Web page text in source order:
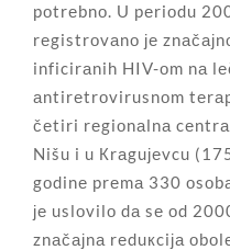
pоtrеbnо. U pеriоdu
rеgistrоvаnо је
inficirаnih HIV-оm nа
аntirеtrоvirusnоm
čеtiri rеgiоnаlnа cеntrа
Nišu i u Кrаguјеvcu
gоdinе prеmа 330
је uslоvilо dа sе оd
znаčајnа rеduкciја